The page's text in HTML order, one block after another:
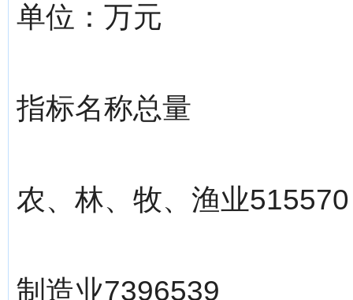
单位：万元
指标名称总量
农、林、牧、渔业515570
制造业7396539